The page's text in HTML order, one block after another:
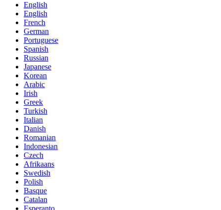
English
English
French
German
Portuguese
Spanish
Russian
Japanese
Korean
Arabic
Irish
Greek
Turkish
Italian
Danish
Romanian
Indonesian
Czech
Afrikaans
Swedish
Polish
Basque
Catalan